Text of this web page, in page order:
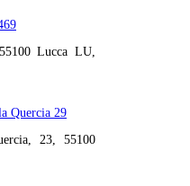
Lucca LU,
Quercia 29
23, 55100